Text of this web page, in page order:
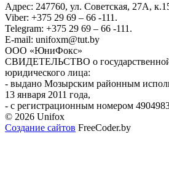
Адрес: 247760, ул. Советская, 27А,
Viber: +375 29 69 – 66 -111.
Telegram: +375 29 69 – 66 -111.
E-mail: unifoxm@tut.by
ООО «ЮниФокс»
СВИДЕТЕЛЬСТВО о государственной
юридического лица:
- выдано Мозырским районным
13 января 2011 года,
- с регистрационным номером
© 2026 Unifox
Создание сайтов FreeCoder.by